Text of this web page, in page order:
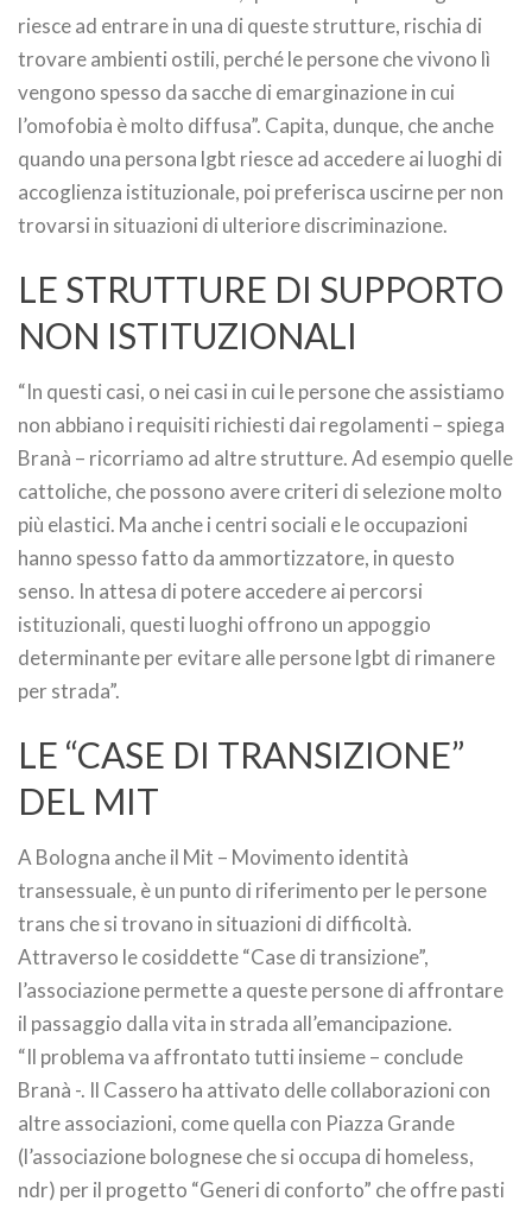
riesce ad entrare in una di queste strutture, rischia di
trovare ambienti ostili, perché le persone che vivono lì
vengono spesso da sacche di emarginazione in cui
l’omofobia è molto diffusa”. Capita, dunque, che anche
quando una persona lgbt riesce ad accedere ai luoghi di
accoglienza istituzionale, poi preferisca uscirne per non
trovarsi in situazioni di ulteriore discriminazione.
LE STRUTTURE DI SUPPORTO
NON ISTITUZIONALI
“In questi casi, o nei casi in cui le persone che assistiamo
non abbiano i requisiti richiesti dai regolamenti – spiega
Branà – ricorriamo ad altre strutture. Ad esempio quelle
cattoliche, che possono avere criteri di selezione molto
più elastici. Ma anche i centri sociali e le occupazioni
hanno spesso fatto da ammortizzatore, in questo
senso. In attesa di potere accedere ai percorsi
istituzionali, questi luoghi offrono un appoggio
determinante per evitare alle persone lgbt di rimanere
per strada”.
LE “CASE DI TRANSIZIONE”
DEL MIT
A Bologna anche il Mit – Movimento identità
transessuale, è un punto di riferimento per le persone
trans che si trovano in situazioni di difficoltà.
Attraverso le cosiddette “Case di transizione”,
l’associazione permette a queste persone di affrontare
il passaggio dalla vita in strada all’emancipazione.
“Il problema va affrontato tutti insieme – conclude
Branà -. Il Cassero ha attivato delle collaborazioni con
altre associazioni, come quella con Piazza Grande
(l’associazione bolognese che si occupa di homeless,
ndr) per il progetto “Generi di conforto” che offre pasti